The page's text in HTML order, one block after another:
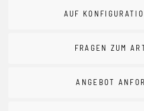
AUF
FRAGEN ZUM
ANGEBOT